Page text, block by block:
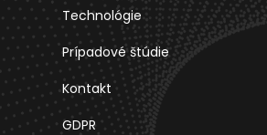
Technológie
Prípadové štúdie
Kontakt
GDPR